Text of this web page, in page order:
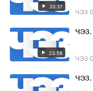
33:37 ЧЭЗ
23:58
ЧЭЗ.
ЧЭЗ
ЧЭЗ.